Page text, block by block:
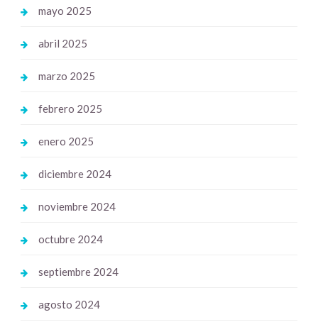
mayo 2025
abril 2025
marzo 2025
febrero 2025
enero 2025
diciembre 2024
noviembre 2024
octubre 2024
septiembre 2024
agosto 2024